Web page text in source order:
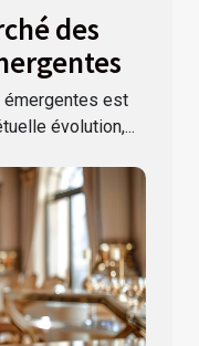
des
émergentes est
évolution,...